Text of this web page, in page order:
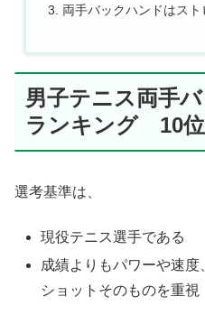
両手バックハンドはス
男子テニス両手
ランキング 10
選考基準は、
現役テニス選手である
成績よりもパワーや速
ショットそのものを重視